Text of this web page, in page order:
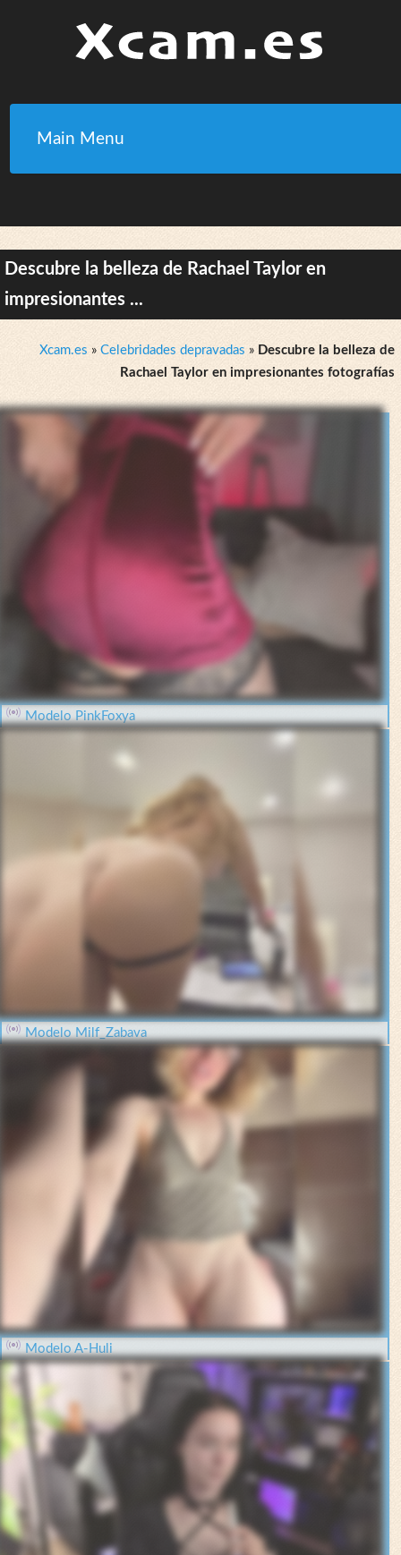
Main Menu
Descubre la belleza de Rachael Taylor en
impresionantes ...
Xcam.es » Celebridades depravadas » Descubre la belleza de
Rachael Taylor en impresionantes fotografías
Modelo PinkFoxya
Modelo Milf_Zabava
Modelo A-Huli